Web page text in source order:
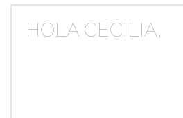
HOLA CECILIA,